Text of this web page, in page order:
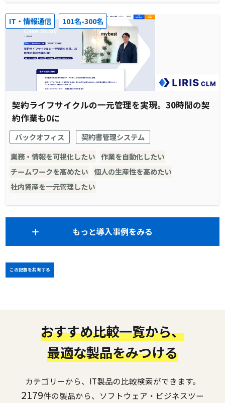
IT・情報通信 101名-300名
契約ライフサイクルの一元管理を実現。30時間の契
約作業も0に
バックオフィス
契約書管理システム
業務・情報を可視化したい 作業を自動化したい
チームワークを高めたい 個人の生産性を高めたい
社内資産を一元管理したい
もっと導入事例をみる
この記事を共有する
おすすめ比較一覧から、
最適な製品をみつける
カテゴリーから、IT製品の比較検索ができます。
2179件の製品から、ソフトウェア・ビジネスツー